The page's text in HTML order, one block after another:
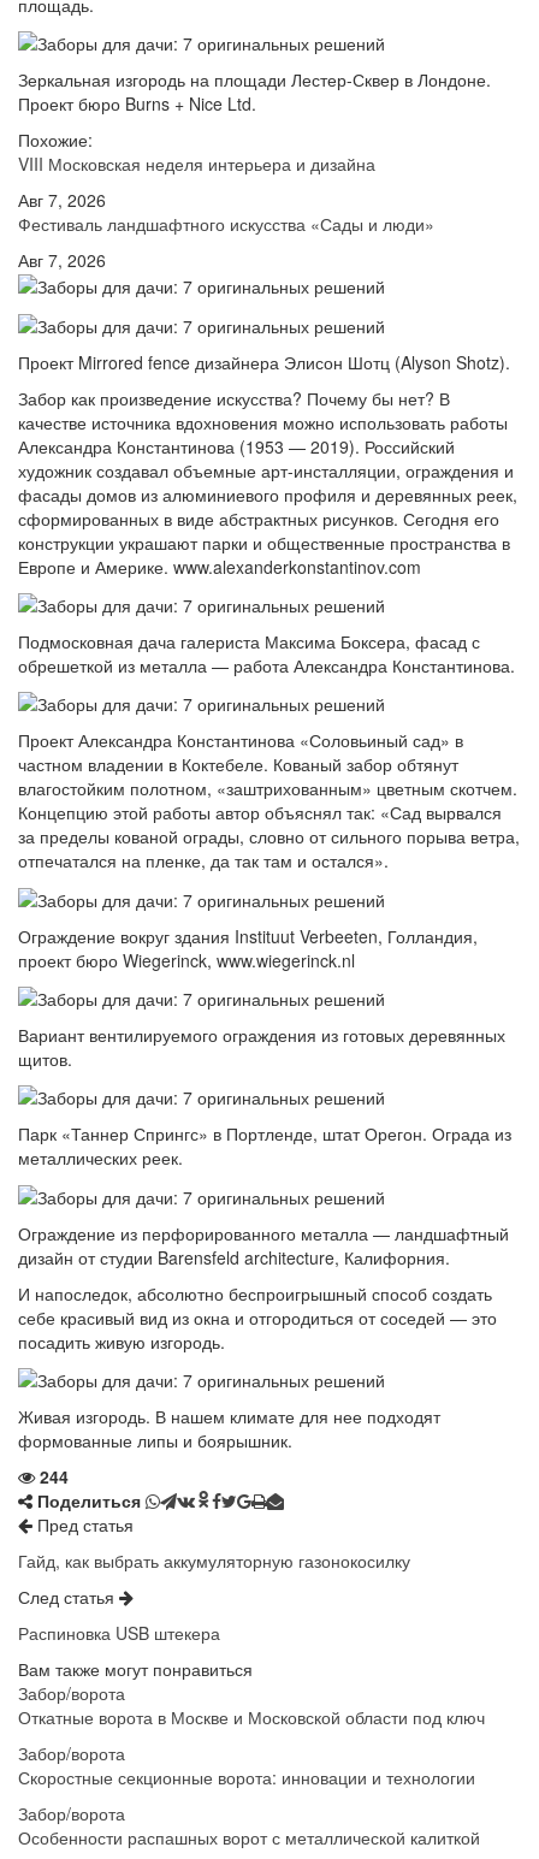
Зеркальная изгородь на площади Лестер-Сквер в Лондоне.
Проект бюро Burns + Nice Ltd.
Похожие:
VIII Московская неделя интерьера и дизайна
Авг 7, 2026
Фестиваль ландшафтного искусства «Сады и люди»
Авг 7, 2026
Проект Mirrored fence дизайнера Элисон Шотц (Alyson Shotz).
Забор как произведение искусства? Почему бы нет? В
качестве источника вдохновения можно использовать работы
Александра Константинова (1953 — 2019). Российский
художник создавал объемные арт-инсталляции, ограждения и
фасады домов из алюминиевого профиля и деревянных реек,
сформированных в виде абстрактных рисунков. Сегодня его
конструкции украшают парки и общественные пространства в
Европе и Америке. www.alexanderkonstantinov.com
Подмосковная дача галериста Максима Боксера, фасад с
обрешеткой из металла — работа Александра Константинова.
Проект Александра Константинова «Соловьиный сад» в
частном владении в Коктебеле. Кованый забор обтянут
влагостойким полотном, «заштрихованным» цветным скотчем.
Концепцию этой работы автор объяснял так: «Сад вырвался
за пределы кованой ограды, словно от сильного порыва ветра,
отпечатался на пленке, да так там и остался».
Ограждение вокруг здания Instituut Verbeeten, Голландия,
проект бюро Wiegerinck, www.wiegerinck.nl
Вариант вентилируемого ограждения из готовых деревянных
щитов.
Парк «Таннер Спрингс» в Портленде, штат Орегон. Ограда из
металлических реек.
Ограждение из перфорированного металла — ландшафтный
дизайн от студии Barensfeld architecture, Калифорния.
И напоследок, абсолютно беспроигрышный способ создать
себе красивый вид из окна и отгородиться от соседей — это
посадить живую изгородь.
Живая изгородь. В нашем климате для нее подходят
формованные липы и боярышник.
244
Поделиться
Пред статья
Гайд, как выбрать аккумуляторную газонокосилку
След статья
Распиновка USB штекера
Вам также могут понравиться
Забор/ворота
Откатные ворота в Москве и Московской области под ключ
Забор/ворота
Скоростные секционные ворота: инновации и технологии
Забор/ворота
Особенности распашных ворот с металлической калиткой